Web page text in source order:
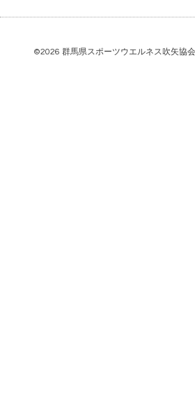
©2026 群馬県スポーツウエルネス吹矢協会